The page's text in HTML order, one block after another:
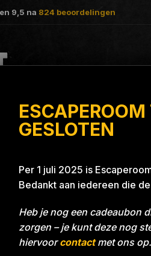
GESLOTEN
Per 1 juli 2025 is
Bedankt aan iedereen die
Heb je nog een cadeaubon
zorgen – je kunt deze nog
hiervoorcontactmet ons op.
9,5 na 824 beoordelingen
Grill With A Thrill